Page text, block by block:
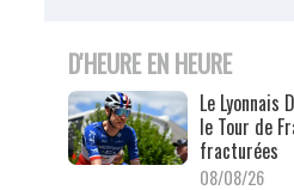
D'HEURE EN HEURE
Le Lyonnais
le Tour de
fracturées
08/08/26